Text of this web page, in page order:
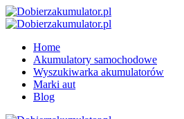
Home
Akumulatory samochodowe
Wyszukiwarka akumulatorów
Marki aut
Blog